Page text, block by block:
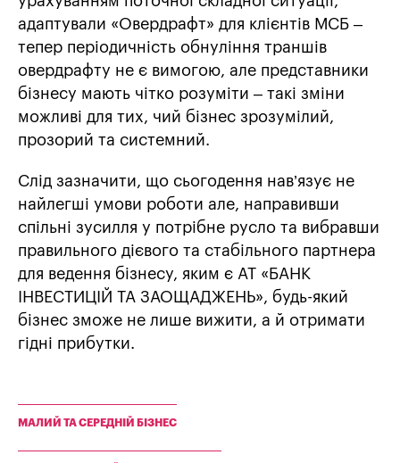
адаптували «Овердрафт» для клієнтів МСБ –
тепер періодичність обнуління траншів
овердрафту не є вимогою, але представники
бізнесу мають чітко розуміти – такі зміни
можливі для тих, чий бізнес зрозумілий,
прозорий та системний.
Слід зазначити, що сьогодення нав’язує не
найлегші умови роботи але, направивши
спільні зусилля у потрібне русло та вибравши
правильного дієвого та стабільного партнера
для ведення бізнесу, яким є АТ «БАНК
ІНВЕСТИЦІЙ ТА ЗАОЩАДЖЕНЬ», будь-який
бізнес зможе не лише вижити, а й отримати
гідні прибутки.
МАЛИЙ ТА СЕРЕДНІЙ БІЗНЕС